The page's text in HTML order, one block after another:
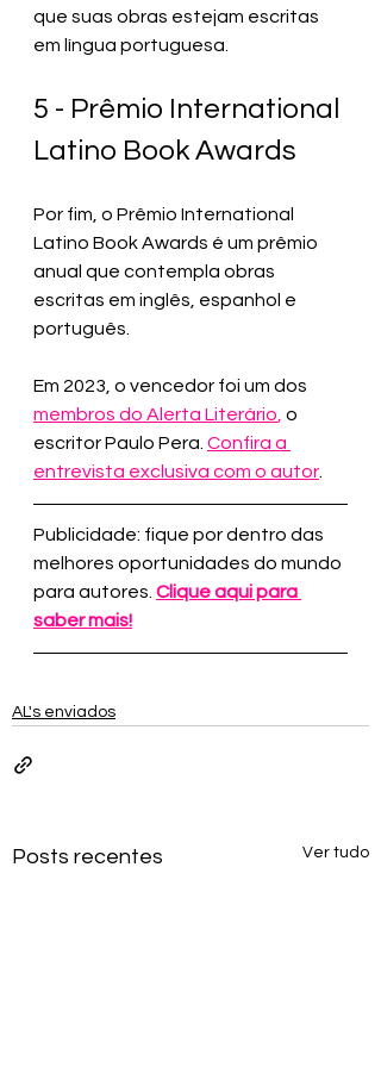
que suas obras estejam escritas
em língua portuguesa.
5 - Prêmio International
Latino Book Awards
Por fim, o Prêmio International
Latino Book Awards é um prêmio
anual que contempla obras
escritas em inglês, espanhol e
português.
Em 2023, o vencedor foi um dos
membros do Alerta Literário o
escritor Paulo Pera. Confira a
entrevista exclusiva com o autor
Publicidade: fique por dentro das
melhores oportunidades do mundo
para autores. Clique aqui para
saber mais!
AL's enviados
Posts recentes Ver tudo